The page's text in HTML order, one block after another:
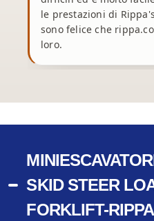
le prestazioni di
sono felice che
loro.
SKID STEER
FORKLIFT-